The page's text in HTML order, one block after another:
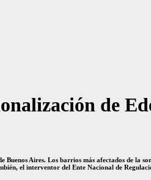
de
Buenos Aires. Los barrios más afectados de la
el interventor del Ente Nacional de